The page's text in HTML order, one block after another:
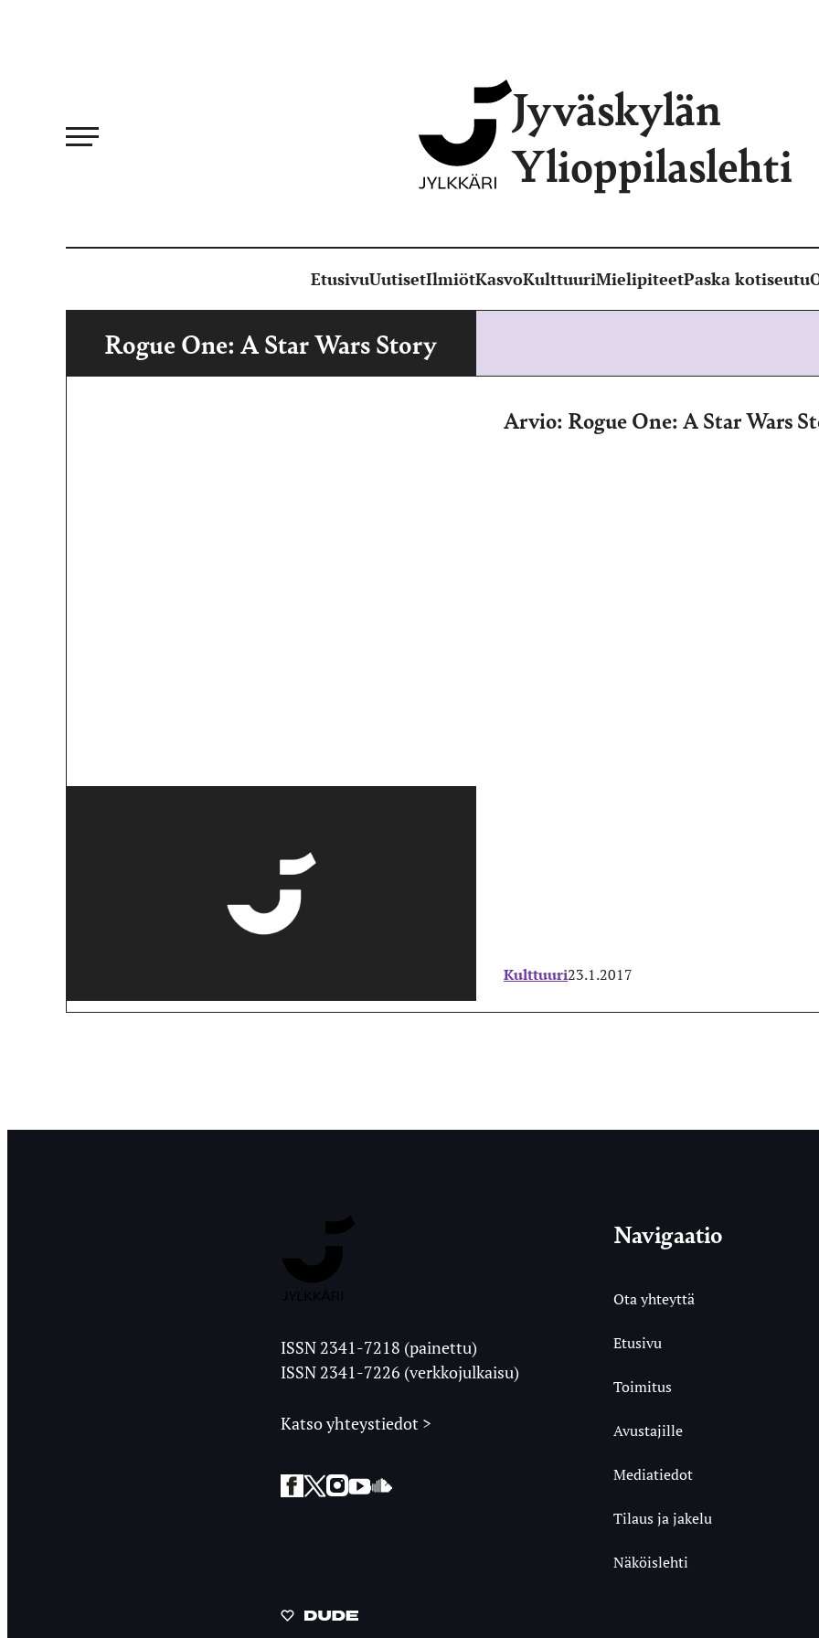
Jyväskylän
Ylioppilaslehti
EtusivuUutisetIlmiötKasvoKulttuuriMielipiteetPaska kotiseutu
Rogue One: A Star Wars Story
Arvio: Rogue One: A Star Wars
Kulttuuri23.1.2017
Ylioppilaslehti
ISSN 2341-7218 (painettu)
ISSN 2341-7226 (verkkojulkaisu)
Katso yhteystiedot >
Facebook
Twitter
Instagram
YouTubeSoundCloud
Navigaatio
Ota yhteyttä
Etusivu
Toimitus
Avustajille
Mediatiedot
Tilaus ja jakelu
Näköislehti